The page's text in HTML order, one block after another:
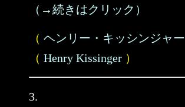
（→続きはクリック）
（ ヘンリー・キッシンジャー
（ Henry Kissinger ）
3.